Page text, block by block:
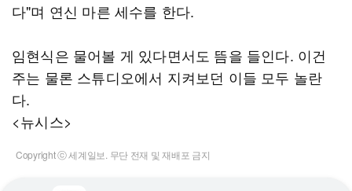
다"며 연신 마른 세수를 한다.
임현식은 물어볼 게 있다면서도 뜸을 들인다. 이건
주는 물론 스튜디오에서 지켜보던 이들 모두 놀란
다.
<뉴시스>
Copyright ⓒ 세계일보. 무단 전재 및 재배포 금지